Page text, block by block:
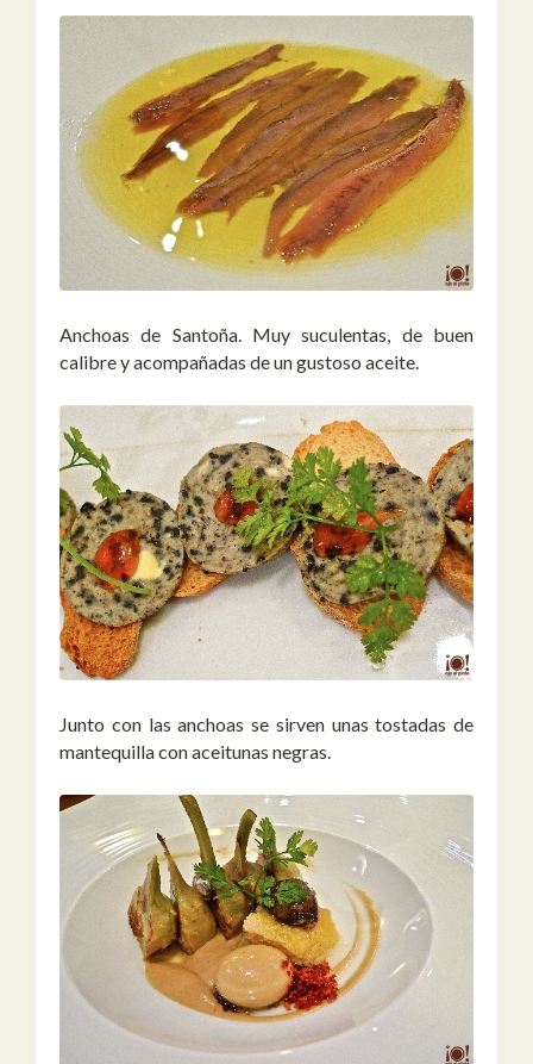
Anchoas de Santoña. Muy suculentas, de buen
calibre y acompañadas de un gustoso aceite.
Junto con las anchoas se sirven unas tostadas de
mantequilla con aceitunas negras.